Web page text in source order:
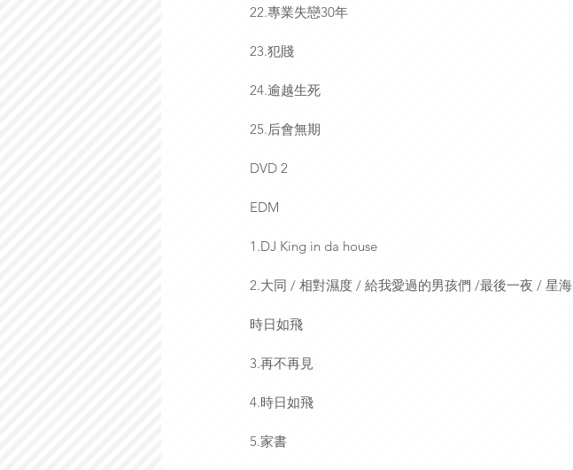
22.專業失戀30年
23.犯賤
24.逾越生死
25.后會無期
DVD 2
EDM
1.DJ King in da house
2.大同 / 相對濕度 / 給我愛過的男孩們 /最後一夜 / 星海
時日如飛
3.再不再見
4.時日如飛
5.家書